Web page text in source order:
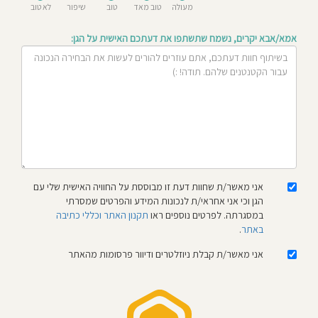
מעולה טוב מאד טוב
שיפור
לא טוב
אמא/אבא יקרים, נשמח שתשתפו את דעתכם האישית על הגן:
אני מאשר/ת שחוות דעת זו מבוססת על החוויה האישית שלי עם
הגן וכי אני אחראי/ת לנכונות המידע והפרטים שמסרתי
במסגרתה. לפרטים נוספים ראו תקנון האתר וכללי כתיבה
באתר.
אני מאשר/ת קבלת ניוזלטרים ודיוור פרסומות מהאתר